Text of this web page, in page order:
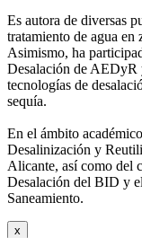
Es autora de diversas
tratamiento de agua en
Asimismo, ha
Desalación de AEDyR
tecnologías de
sequía.
En el ámbito
Desalinización y
Alicante, así como del
Desalación del BID y
Saneamiento.
x